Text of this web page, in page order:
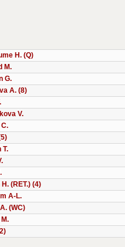
H. (Q)
M.
G.
A. (8)
V.
T.
(RET.) (4)
A-L.
(WC)